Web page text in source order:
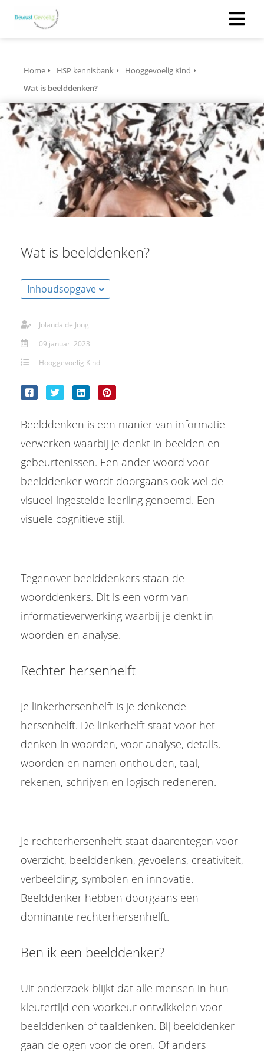
Home HSP kennisbank
Hooggevoelig Kind
Wat is beelddenken?
Wat is beelddenken?
Inhoudsopgave
Jolanda de Jong
09 januari 2023
Hooggevoelig Kind
Beelddenken is een manier van informatie
verwerken waarbij je denkt in beelden en
gebeurtenissen. Een ander woord voor
beelddenker wordt doorgaans ook wel de
visueel ingestelde leerling genoemd. Een
visuele cognitieve stijl.
Tegenover beelddenkers staan de
woorddenkers. Dit is een vorm van
informatieverwerking waarbij je denkt in
woorden en analyse.
Rechter hersenhelft
Je linkerhersenhelft is je denkende
hersenhelft. De linkerhelft staat voor het
denken in woorden, voor analyse, details,
woorden en namen onthouden, taal,
rekenen, schrijven en logisch redeneren.
Je rechterhersenhelft staat daarentegen voor
overzicht, beelddenken, gevoelens, creativiteit,
verbeelding, symbolen en innovatie.
Beelddenker hebben doorgaans een
dominante rechterhersenhelft.
Ben ik een beelddenker?
Uit onderzoek blijkt dat alle mensen in hun
kleutertijd een voorkeur ontwikkelen voor
beelddenken of taaldenken. Bij beelddenker
gaan de ogen voor de oren. Of anders